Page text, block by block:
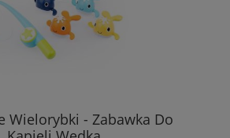
Wielorybki - Zabawka Do